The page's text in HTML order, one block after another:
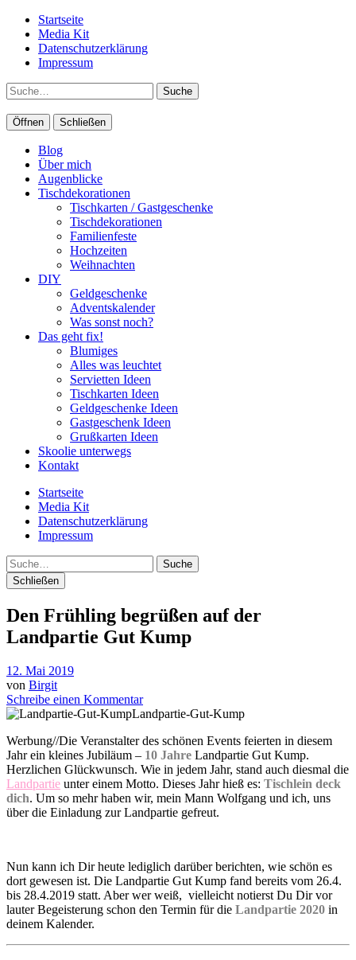
Startseite
Media Kit
Datenschutzerklärung
Impressum
Suche
Öffnen Schließen
Blog
Über mich
Augenblicke
Tischdekorationen
Tischkarten / Gastgeschenke
Tischdekorationen
Familienfeste
Hochzeiten
Weihnachten
DIY
Geldgeschenke
Adventskalender
Was sonst noch?
Das geht fix!
Blumiges
Alles was leuchtet
Servietten Ideen
Tischkarten Ideen
Geldgeschenke Ideen
Gastgeschenk Ideen
Grußkarten Ideen
Skoolie unterwegs
Kontakt
Startseite
Media Kit
Datenschutzerklärung
Impressum
Suche
Schließen
Den Frühling begrüßen auf der
Landpartie Gut Kump
12. Mai 2019
von Birgit
Schreibe einen Kommentar
Landpartie-Gut-Kump
Werbung//Die Veranstalter des schönen Events feierten in diesem
Jahr ein kleines Jubiläum – 10 Jahre Landpartie Gut Kump.
Herzlichen Glückwunsch. Wie in jedem Jahr, stand auch diesmal die
Landpartie unter einem Motto. Dieses Jahr hieß es: Tischlein deck
dich. Um so mehr haben wir, mein Mann Wolfgang und ich, uns
über die Einladung zur Landpartie gefreut.
Nun kann ich Dir heute lediglich darüber berichten, wie schön es
dort gewesen ist. Die Landpartie Gut Kump fand bereits vom 26.4.
bis 28.4.2019 statt. Aber wer weiß, vielleicht notierst Du Dir vor
lauter Begeisterung schon den Termin für die Landpartie 2020 in
deinem Kalender.